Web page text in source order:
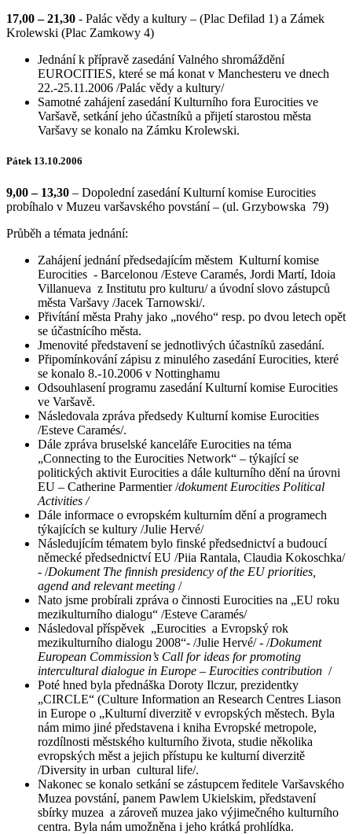
17,00 – 21,30 - Palác vědy a kultury – (Plac Defilad 1) a Zámek
Krolewski (Plac Zamkowy 4)
Jednání k přípravě zasedání Valného shromáždění
EUROCITIES, které se má konat v Manchesteru ve dnech
22.-25.11.2006 /Palác vědy a kultury/
Samotné zahájení zasedání Kulturního fora Eurocities ve
Varšavě, setkání jeho účastníků a přijetí starostou města
Varšavy se konalo na Zámku Krolewski.
Pátek 13.10.2006
9,00 – 13,30 – Dopolední zasedání Kulturní komise Eurocities
probíhalo v Muzeu varšavského povstání – (ul. Grzybowska 79)
Průběh a témata jednání:
Zahájení jednání předsedajícím městem Kulturní komise
Eurocities - Barcelonou /Esteve Caramés, Jordi Martí, Idoia
Villanueva z Institutu pro kulturu/ a úvodní slovo zástupců
města Varšavy /Jacek Tarnowski/.
Přivítání města Prahy jako „nového“ resp. po dvou letech opět
se účastnícího města.
Jmenovité představení se jednotlivých účastníků zasedání.
Připomínkování zápisu z minulého zasedání Eurocities, které
se konalo 8.-10.2006 v Nottinghamu
Odsouhlasení programu zasedání Kulturní komise Eurocities
ve Varšavě.
Následovala zpráva předsedy Kulturní komise Eurocities
/Esteve Caramés/.
Dále zpráva bruselské kanceláře Eurocities na téma
„Connecting to the Eurocities Network“ – týkající se
politických aktivit Eurocities a dále kulturního dění na úrovni
EU – Catherine Parmentier /dokument Eurocities Political
Activities /
Dále informace o evropském kulturním dění a programech
týkajících se kultury /Julie Hervé/
Následujícím tématem bylo finské předsednictví a budoucí
německé předsednictví EU /Piia Rantala, Claudia Kokoschka/
- /Dokument The finnish presidency of the EU priorities,
agend and relevant meeting /
Nato jsme probírali zpráva o činnosti Eurocities na „EU roku
mezikulturního dialogu“ /Esteve Caramés/
Následoval příspěvek „Eurocities a Evropský rok
mezikulturního dialogu 2008“- /Julie Hervé/ - /Dokument
European Commission’s Call for ideas for promoting
intercultural dialogue in Europe – Eurocities contribution /
Poté hned byla přednáška Doroty Ilczur, prezidentky
„CIRCLE“ (Culture Information an Research Centres Liason
in Europe o „Kulturní diverzitě v evropských městech. Byla
nám mimo jiné představena i kniha Evropské metropole,
rozdílnosti městského kulturního života, studie několika
evropských měst a jejich přístupu ke kulturní diverzitě
/Diversity in urban cultural life/.
Nakonec se konalo setkání se zástupcem ředitele Varšavského
Muzea povstání, panem Pawlem Ukielskim, představení
sbírky muzea a zároveň muzea jako výjimečného kulturního
centra. Byla nám umožněna i jeho krátká prohlídka.